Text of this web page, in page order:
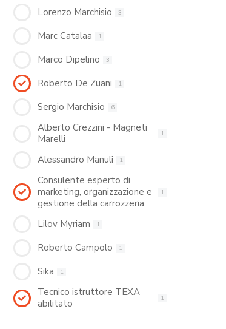
Lorenzo Marchisio 3
Marc Catalaa 1
Marco Dipelino 3
Roberto De Zuani 1
Sergio Marchisio 6
Alberto Crezzini - Magneti
Marelli
1
Alessandro Manuli 1
Consulente esperto di
marketing, organizzazione e
gestione della carrozzeria
1
Lilov Myriam 1
Roberto Campolo 1
Sika 1
Tecnico istruttore TEXA
abilitato
1